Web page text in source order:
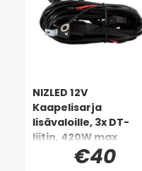
NIZLED 12V
Kaapelisarja
lisävaloille, 3x DT-
liitin, 420W max
€40